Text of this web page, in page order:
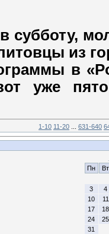
субботу,
из
в «
уже
1-10 11-20 631-640
Пн
Вт
3
4
10
11
17
18
24
25
31